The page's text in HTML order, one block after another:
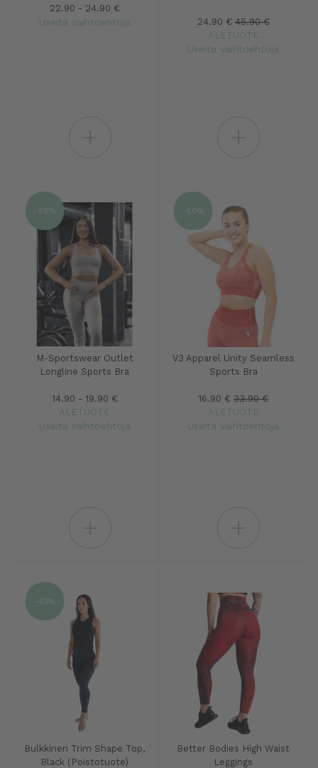
22.90 - 24.90 €
Useita vaihtoehtoja 24.90 € 45.90 €
ALETUOTE
Useita vaihtoehtoja
M-Sportswear Outlet
Longline Sports Bra
14.90 - 19.90 €
ALETUOTE
Useita vaihtoehtoja
-56%
V3 Apparel Unity Seamless
Sports Bra
16.90 € 33.90 €
ALETUOTE
Useita vaihtoehtoja
-50%
Bulkkinen Trim Shape Top,
Black (Poistotuote)
-42%
Better Bodies High Waist
Leggings